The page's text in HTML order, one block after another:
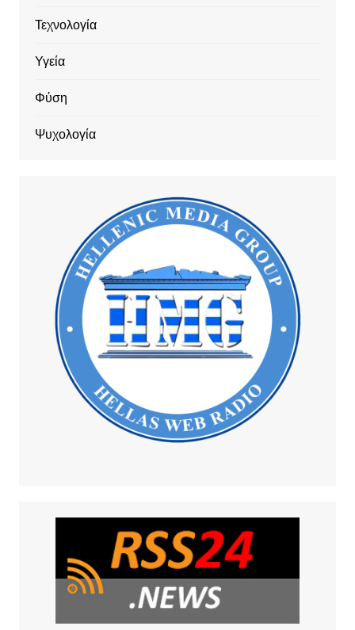
Τεχνολογία
Υγεία
Φύση
Ψυχολογία